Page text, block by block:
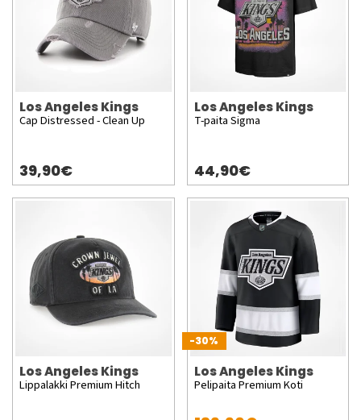
Los Angeles Kings
Cap Distressed - Clean Up
39,90€
Los Angeles Kings
T-paita Sigma
44,90€
Los Angeles Kings
Lippalakki Premium Hitch
-30%
Los Angeles Kings
Pelipaita Premium Koti